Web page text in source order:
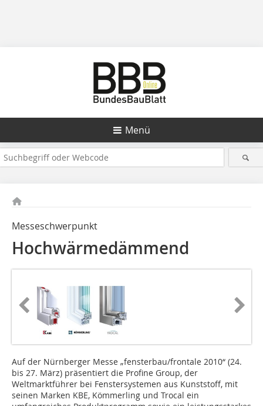
Menü
Messeschwerpunkt
Hochwärmedämmend
Auf der Nürnberger Messe „fensterbau/frontale 2010“ (24.
bis 27. März) präsentiert die Profine Group, der
Weltmarktführer bei Fenstersystemen aus Kunststoff, mit
seinen Marken KBE, Kömmerling und Trocal ein